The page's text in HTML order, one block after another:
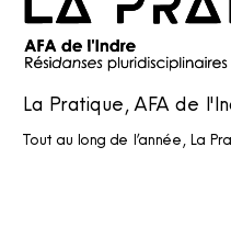
La Pratique, AFA de
Tout au long de l’année, La